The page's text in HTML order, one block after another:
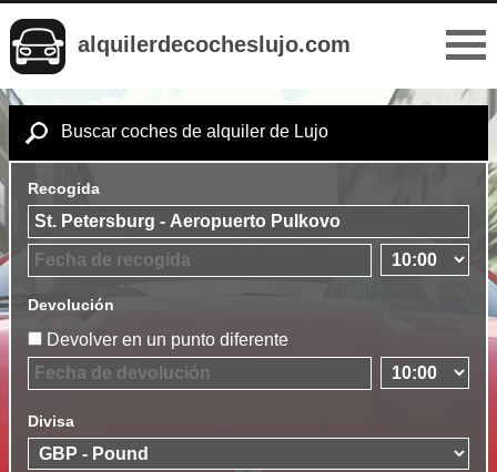
alquilerdecocheslujo.com
Buscar coches de alquiler de Lujo
Recogida
Devolución
Devolver en un punto diferente
Divisa